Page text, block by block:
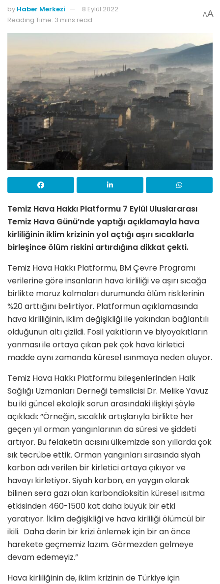
by Haber Merkezi
8 Eylül 2022
Reading Time: 3 mins read
AA
Temiz Hava Hakkı Platformu 7 Eylül Uluslararası
Temiz Hava Günü’nde yaptığı açıklamayla hava
kirliliğinin iklim krizinin yol açtığı aşırı sıcaklarla
birleşince ölüm riskini artırdığına dikkat çekti.
Temiz Hava Hakkı Platformu, BM Çevre Programı
verilerine göre insanların hava kirliliği ve aşırı sıcağa
birlikte maruz kalmaları durumunda ölüm risklerinin
%20 arttığını belirtiyor. Platformun açıklamasında
hava kirliliğinin, iklim değişikliği ile yakından bağlantılı
olduğunun altı çizildi. Fosil yakıtların ve biyoyakıtların
yanması ile ortaya çıkan pek çok hava kirletici
madde aynı zamanda küresel ısınmaya neden oluyor.
Temiz Hava Hakkı Platformu bileşenlerinden Halk
Sağlığı Uzmanları Derneği temsilcisi Dr. Melike Yavuz
bu iki güncel ekolojik sorun arasındaki ilişkiyi şöyle
açıkladı: “Örneğin, sıcaklık artışlarıyla birlikte her
geçen yıl orman yangınlarının da süresi ve şiddeti
artıyor. Bu felaketin acısını ülkemizde son yıllarda çok
sık tecrübe ettik. Orman yangınları sırasında siyah
karbon adı verilen bir kirletici ortaya çıkıyor ve
havayı kirletiyor. Siyah karbon, en yaygın olarak
bilinen sera gazı olan karbondioksitin küresel ısıtma
etkisinden 460-1500 kat daha büyük bir etki
yaratıyor. İklim değişikliği ve hava kirliliği ölümcül bir
ikili. Daha derin bir krizi önlemek için bir an önce
harekete geçmemiz lazım. Görmezden gelmeye
devam edemeyiz.”
Hava kirliliğinin de, iklim krizinin de Türkiye için